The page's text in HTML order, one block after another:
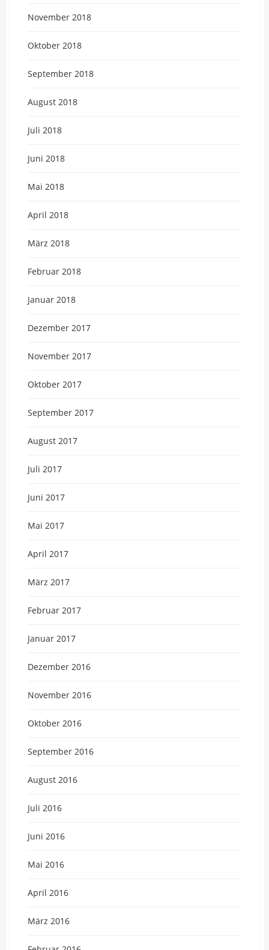
November 2018
Oktober 2018
September 2018
August 2018
Juli 2018
Juni 2018
Mai 2018
April 2018
März 2018
Februar 2018
Januar 2018
Dezember 2017
November 2017
Oktober 2017
September 2017
August 2017
Juli 2017
Juni 2017
Mai 2017
April 2017
März 2017
Februar 2017
Januar 2017
Dezember 2016
November 2016
Oktober 2016
September 2016
August 2016
Juli 2016
Juni 2016
Mai 2016
April 2016
März 2016